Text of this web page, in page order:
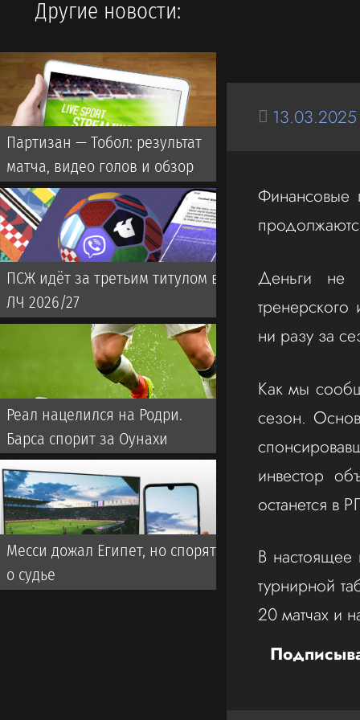
13.03.2025
Финансовые
Деньги не
ни разу за
Как мы
сезон.
инвестор
останется в
В настоящее
турнирной
20 матчах и
Другие новости:
Партизан — Тобол: результат
матча, видео голов и обзор
ПСЖ идёт за третьим титулом в
ЛЧ 2026/27
Реал нацелился на Родри.
Барса спорит за Оунахи
Месси дожал Египет, но спорят
о судье